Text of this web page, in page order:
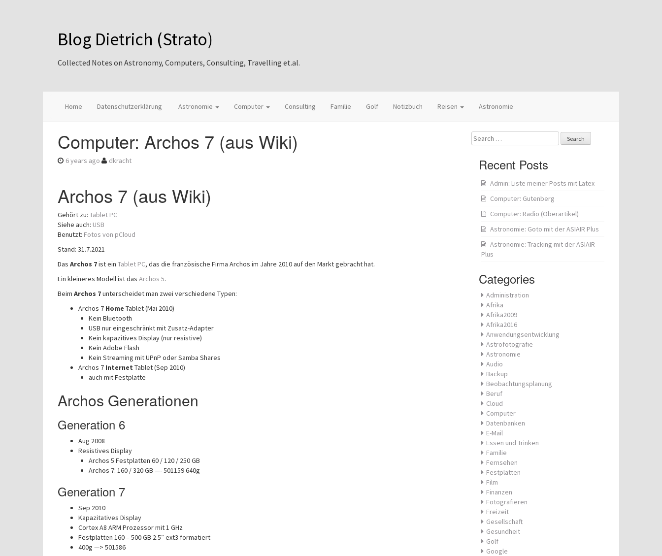
Blog Dietrich (Strato)
Collected Notes on Astronomy, Computers, Consulting, Travelling et.al.
Home Datenschutzerklärung Astronomie Computer Consulting Familie Golf Notizbuch Reisen Astronomie
Computer: Archos 7 (aus Wiki)
6 years ago dkracht
Archos 7 (aus Wiki)
Gehört zu: Tablet PC
Siehe auch: USB
Benutzt: Fotos von pCloud
Stand: 31.7.2021
Das Archos 7ist ein Tablet PC, das die französische Firma Archos im Jahre 2010 auf den Markt gebracht hat.
Ein kleineres Modell ist das Archos 5.
Beim Archos 7unterscheidet man zwei verschiedene Typen:
Archos 7 Home Tablet (Mai 2010)
Kein Bluetooth
USB nur eingeschränkt mit Zusatz-Adapter
Kein kapazitives Display (nur resistive)
Kein Adobe Flash
Kein Streaming mit UPnP oder Samba Shares
Archos 7 Internet Tablet (Sep 2010)
auch mit Festplatte
Archos Generationen
Generation 6
Aug 2008
Resistives Display
Archos 5 Festplatten 60 / 120 / 250 GB
Archos 7: 160 / 320 GB —- 501159 640g
Generation 7
Sep 2010
Kapazitatives Display
Cortex A8 ARM Prozessor mit 1 GHz
Festplatten 160 – 500 GB 2.5″ ext3 formatiert
400g —> 501586
Search
for:
Recent Posts
Admin: Liste meiner Posts mit Latex
Computer: Gutenberg
Computer: Radio (Oberartikel)
Astronomie: Goto mit der ASIAIR Plus
Astronomie: Tracking mit der ASIAIR
Plus
Categories
Administration
Afrika
Afrika2009
Afrika2016
Anwendungsentwicklung
Astrofotografie
Astronomie
Audio
Backup
Beobachtungsplanung
Beruf
Cloud
Computer
Datenbanken
E-Mail
Essen und Trinken
Familie
Fernsehen
Festplatten
Film
Finanzen
Fotografieren
Freizeit
Gesellschaft
Gesundheit
Golf
Google